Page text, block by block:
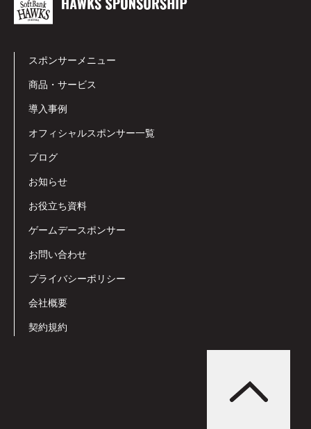
スポンサーメニュー
商品・サービス
導入事例
オフィシャルスポンサー一覧
ブログ
お知らせ
お役立ち資料
ゲームデースポンサー
お問い合わせ
プライバシーポリシー
会社概要
契約規約